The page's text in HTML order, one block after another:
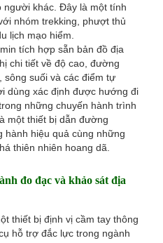
người khác. Đây là một tính
nhóm trekking, phượt thủ
lịch mạo hiểm.
tích hợp sẵn bản đồ địa
chi tiết về độ cao, đường
sông suối và các điểm tự
dùng xác định được hướng đi
những chuyến hành trình
một thiết bị dẫn đường
hành hiệu quả cùng những
thiên nhiên hoang dã.
đo đạc và khảo sát địa
thiết bị định vị cầm tay thông
hỗ trợ đắc lực trong ngành